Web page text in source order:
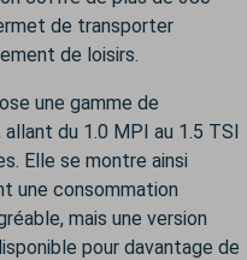
de transporter
de loisirs.
une gamme de
du 1.0 MPI au 1.5 TSI
Elle se montre ainsi
une consommation
mais une version
pour davantage de